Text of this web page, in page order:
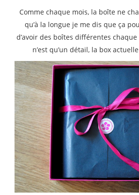
Comme chaque mois, la boîte ne
qu’à la longue je me dis que ça
d’avoir des boîtes différentes
n’est qu’un détail, la box